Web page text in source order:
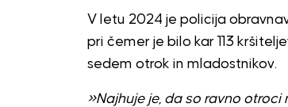
V letu 2024 je policija
pri čemer je bilo kar 113
sedem otrok in mladostnikov.
»Najhuje je, da so ravno